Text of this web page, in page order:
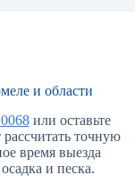
и области
или оставьте
точную
время выезда
и песка.